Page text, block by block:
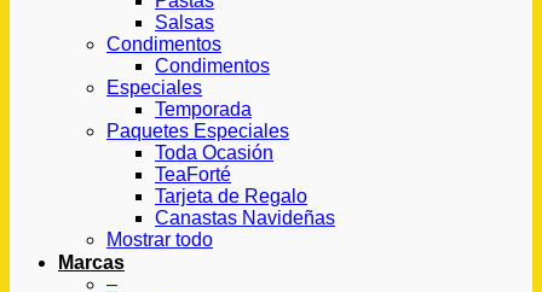
Salsas
Condimentos
Condimentos
Especiales
Temporada
Paquetes Especiales
Toda Ocasión
TeaForté
Tarjeta de Regalo
Canastas Navideñas
Mostrar todo
Marcas
–